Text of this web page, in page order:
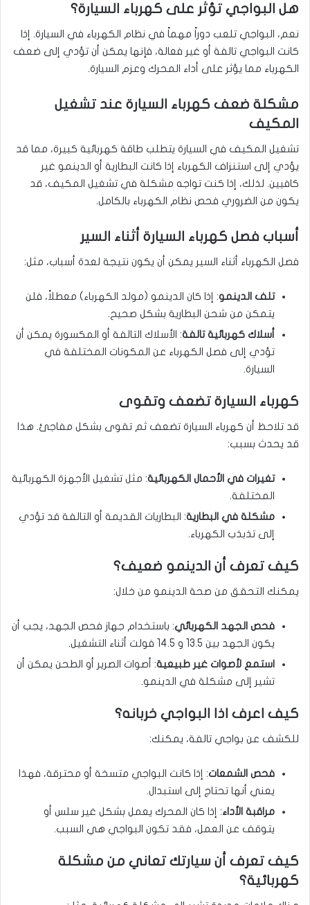
هل البواجي تؤثر على كهرباء السيارة؟
نعم، البواجي تلعب دوراً مهماً في نظام الكهرباء في السيارة. إذا
كانت البواجي تالفة أو غير فعالة، فإنها يمكن أن تؤدي إلى ضعف
الكهرباء مما يؤثر على أداء المحرك وعزم السيارة.
مشكلة ضعف كهرباء السيارة عند تشغيل
المكيف
تشغيل المكيف في السيارة يتطلب طاقة كهربائية كبيرة، مما قد
يؤدي إلى استنزاف الكهرباء إذا كانت البطارية أو الدينمو غير
كافيين. لذلك، إذا كنت تواجه مشكلة في تشغيل المكيف، قد
يكون من الضروري فحص نظام الكهرباء بالكامل.
أسباب فصل كهرباء السيارة أثناء السير
فصل الكهرباء أثناء السير يمكن أن يكون نتيجة لعدة أسباب، مثل:
تلف الدينمو: إذا كان الدينمو (مولد الكهرباء) معطلاً، فلن
يتمكن من شحن البطارية بشكل صحيح.
أسلاك كهربائية تالفة: الأسلاك التالفة أو المكسورة يمكن أن
تؤدي إلى فصل الكهرباء عن المكونات المختلفة في
السيارة.
كهرباء السيارة تضعف وتقوى
قد تلاحظ أن كهرباء السيارة تضعف ثم تقوى بشكل مفاجئ. هذا
قد يحدث بسبب:
تغيرات في الأحمال الكهربائية: مثل تشغيل الأجهزة الكهربائية
المختلفة.
مشكلة في البطارية: البطاريات القديمة أو التالفة قد تؤدي
إلى تذبذب الكهرباء.
كيف تعرف أن الدينمو ضعيف؟
يمكنك التحقق من صحة الدينمو من خلال:
فحص الجهد الكهربائي: باستخدام جهاز فحص الجهد، يجب أن
يكون الجهد بين 13.5 و 14.5 فولت أثناء التشغيل.
استمع لأصوات غير طبيعية: أصوات الصرير أو الطحن يمكن أن
تشير إلى مشكلة في الدينمو.
كيف اعرف اذا البواجي خربانه؟
للكشف عن بواجي تالفة، يمكنك:
فحص الشمعات: إذا كانت البواجي متسخة أو محترقة، فهذا
يعني أنها تحتاج إلى استبدال.
مراقبة الأداء: إذا كان المحرك يعمل بشكل غير سلس أو
يتوقف عن العمل، فقد تكون البواجي هي السبب.
كيف تعرف أن سيارتك تعاني من مشكلة
كهربائية؟